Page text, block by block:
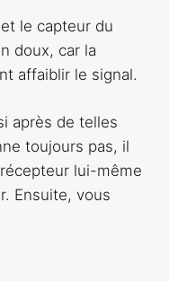
le capteur du
doux, car la
affaiblir le signal.
après de telles
toujours pas, il
lui-même
Ensuite, vous